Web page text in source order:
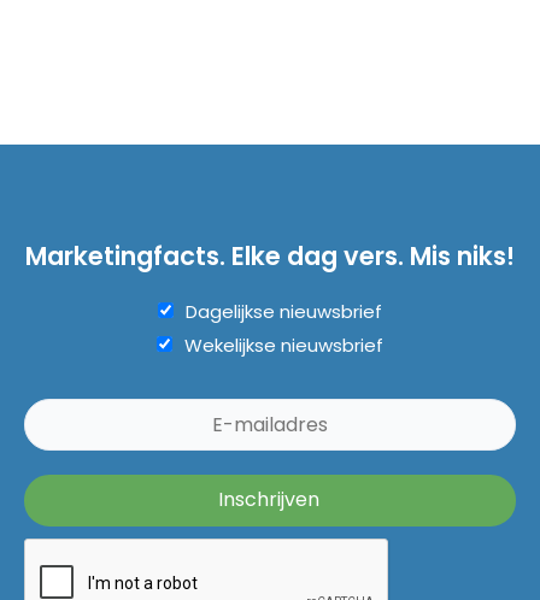
Marketingfacts. Elke dag vers. Mis niks!
Dagelijkse nieuwsbrief
Wekelijkse nieuwsbrief